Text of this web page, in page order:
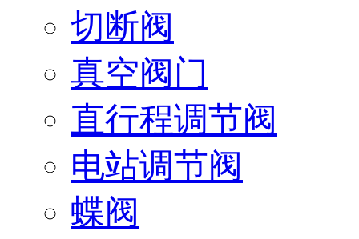
切断阀
真空阀门
直行程调节阀
电站调节阀
蝶阀